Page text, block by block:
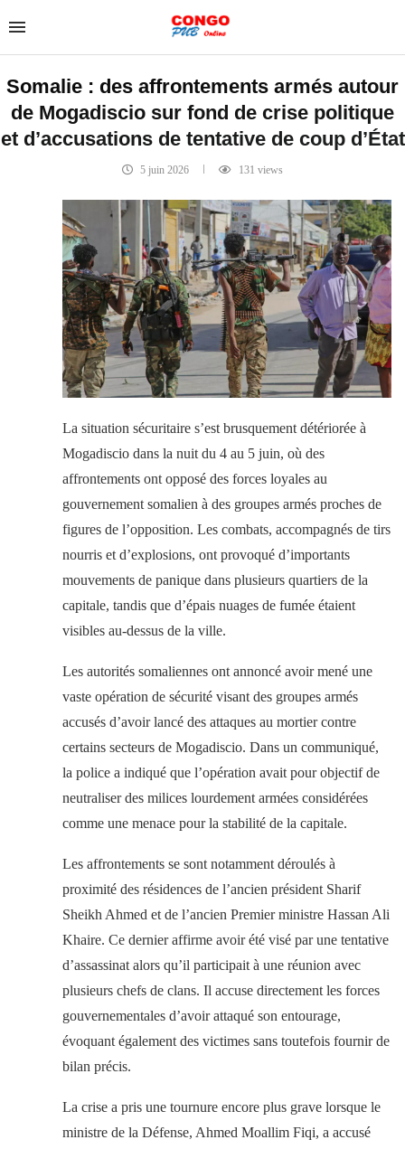
Somalie : des affrontements armés autour
de Mogadiscio sur fond de crise politique
et d’accusations de tentative de coup d’État
5 juin 2026 131 views
La situation sécuritaire s’est brusquement détériorée à
Mogadiscio dans la nuit du 4 au 5 juin, où des
affrontements ont opposé des forces loyales au
gouvernement somalien à des groupes armés proches de
figures de l’opposition. Les combats, accompagnés de tirs
nourris et d’explosions, ont provoqué d’importants
mouvements de panique dans plusieurs quartiers de la
capitale, tandis que d’épais nuages de fumée étaient
visibles au-dessus de la ville.
Les autorités somaliennes ont annoncé avoir mené une
vaste opération de sécurité visant des groupes armés
accusés d’avoir lancé des attaques au mortier contre
certains secteurs de Mogadiscio. Dans un communiqué,
la police a indiqué que l’opération avait pour objectif de
neutraliser des milices lourdement armées considérées
comme une menace pour la stabilité de la capitale.
Les affrontements se sont notamment déroulés à
proximité des résidences de l’ancien président Sharif
Sheikh Ahmed et de l’ancien Premier ministre Hassan Ali
Khaire. Ce dernier affirme avoir été visé par une tentative
d’assassinat alors qu’il participait à une réunion avec
plusieurs chefs de clans. Il accuse directement les forces
gouvernementales d’avoir attaqué son entourage,
évoquant également des victimes sans toutefois fournir de
bilan précis.
La crise a pris une tournure encore plus grave lorsque le
ministre de la Défense, Ahmed Moallim Fiqi, a accusé